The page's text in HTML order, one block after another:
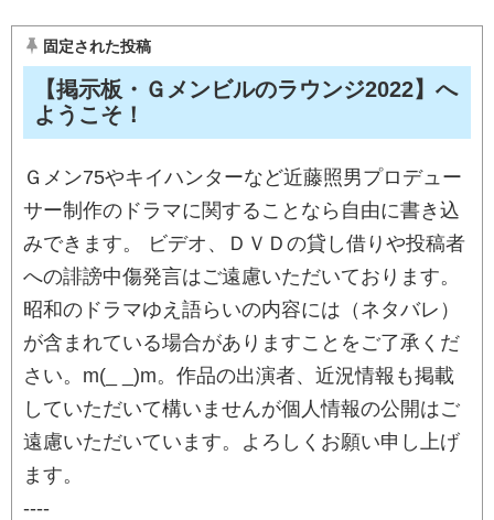
固定された投稿
【掲示板・Ｇメンビルのラウンジ2022】へ
ようこそ！
Ｇメン75やキイハンターなど近藤照男プロデュー
サー制作のドラマに関することなら自由に書き込
みできます。 ビデオ、ＤＶＤの貸し借りや投稿者
への誹謗中傷発言はご遠慮いただいております。
昭和のドラマゆえ語らいの内容には（ネタバレ）
が含まれている場合がありますことをご了承くだ
さい。m(_ _)m。作品の出演者、近況情報も掲載
していただいて構いませんが個人情報の公開はご
遠慮いただいています。よろしくお願い申し上げ
ます。
----